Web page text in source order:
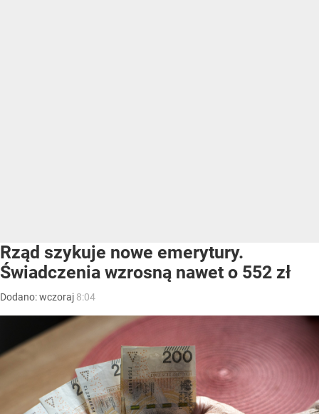
Rząd szykuje nowe emerytury.
Świadczenia wzrosną nawet o 552 zł
Dodano:wczoraj 8:04